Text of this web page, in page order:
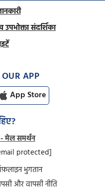
उपभोक्ता संदर्शिका
APP
App Store
मेल समर्थन
protected]
भुगतान
और वापसी नीति